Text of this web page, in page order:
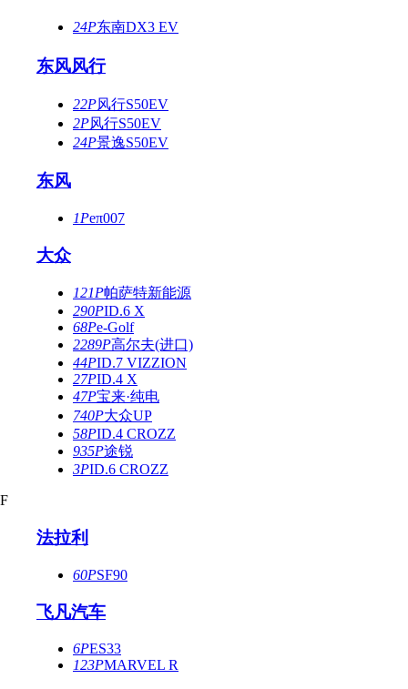
24P东南DX3 EV
东风风行
22P风行S50EV
2P风行S50EV
24P景逸S50EV
东风
1Peπ007
大众
121P帕萨特新能源
290PID.6 X
68Pe-Golf
2289P高尔夫(进口)
44PID.7 VIZZION
27PID.4 X
47P宝来·纯电
740P大众UP
58PID.4 CROZZ
935P途锐
3PID.6 CROZZ
F
法拉利
60PSF90
飞凡汽车
6PES33
123PMARVEL R